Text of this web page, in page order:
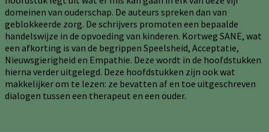
domeinen van ouderschap. De auteurs spreken dan van
geblokkeerde zorg. De schrijvers promoten een bepaalde
handelswijze in de opvoeding van kinderen. Kortweg SANE, wat
een afkorting is van de begrippen Speelsheid, Acceptatie,
Nieuwsgierigheid en Empathie. Deze wordt in de hoofdstukken
hierna verder uitgelegd. Deze hoofdstukken zijn ook wat
makkelijker om te lezen: ze bevatten af en toe uitgeschreven
dialogen tussen een therapeut en een ouder.